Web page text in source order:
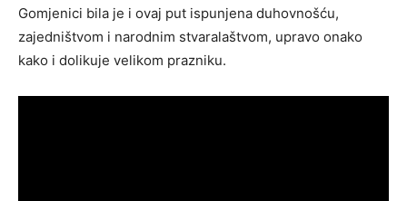
Gomjenici bila je i ovaj put ispunjena duhovnošću,
zajedništvom i narodnim stvaralaštvom, upravo onako
kako i dolikuje velikom prazniku.